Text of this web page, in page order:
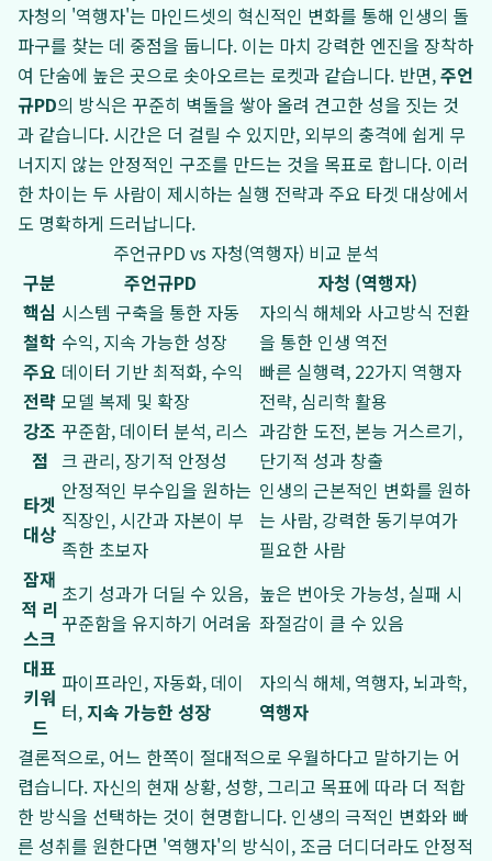
자청의 '역행자'는 마인드셋의 혁신적인 변화를 통해 인생의 돌
파구를 찾는 데 중점을 둡니다. 이는 마치 강력한 엔진을 장착하
여 단숨에 높은 곳으로 솟아오르는 로켓과 같습니다. 반면,주언
규PD의 방식은 꾸준히 벽돌을 쌓아 올려 견고한 성을 짓는 것
과 같습니다. 시간은 더 걸릴 수 있지만, 외부의 충격에 쉽게 무
너지지 않는 안정적인 구조를 만드는 것을 목표로 합니다. 이러
한 차이는 두 사람이 제시하는 실행 전략과 주요 타겟 대상에서
도 명확하게 드러납니다.
주언규PD vs 자청(역행자) 비교 분석
구분
주언규PD
자청 (역행자)
핵심
철학
시스템 구축을 통한 자동
수익, 지속 가능한 성장
자의식 해체와 사고방식 전환
을 통한 인생 역전
주요
전략
데이터 기반 최적화, 수익
모델 복제 및 확장
빠른 실행력, 22가지 역행자
전략, 심리학 활용
강조
점
꾸준함, 데이터 분석, 리스
크 관리, 장기적 안정성
과감한 도전, 본능 거스르기,
단기적 성과 창출
타겟
대상
안정적인 부수입을 원하는
직장인, 시간과 자본이 부
족한 초보자
인생의 근본적인 변화를 원하
는 사람, 강력한 동기부여가
필요한 사람
잠재
적 리
스크
초기 성과가 더딜 수 있음,
꾸준함을 유지하기 어려움
높은 번아웃 가능성, 실패 시
좌절감이 클 수 있음
대표
키워
드
파이프라인, 자동화, 데이
터, 지속 가능한 성장
자의식 해체, 역행자, 뇌과학,
역행자
결론적으로, 어느 한쪽이 절대적으로 우월하다고 말하기는 어
렵습니다. 자신의 현재 상황, 성향, 그리고 목표에 따라 더 적합
한 방식을 선택하는 것이 현명합니다. 인생의 극적인 변화와 빠
른 성취를 원한다면 '역행자'의 방식이, 조금 더디더라도 안정적